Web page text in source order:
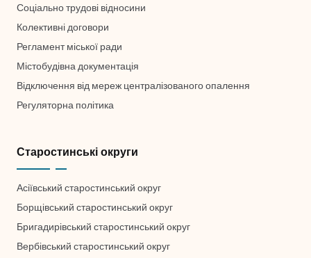
Соціально трудові відносини
Колективні договори
Регламент міської ради
Містобудівна документація
Відключення від мереж централізованого опалення
Регуляторна політика
Старостинські округи
Асіївський старостинський округ
Борщівський старостинський округ
Бригадирівський старостинський округ
Вербівський старостинський округ